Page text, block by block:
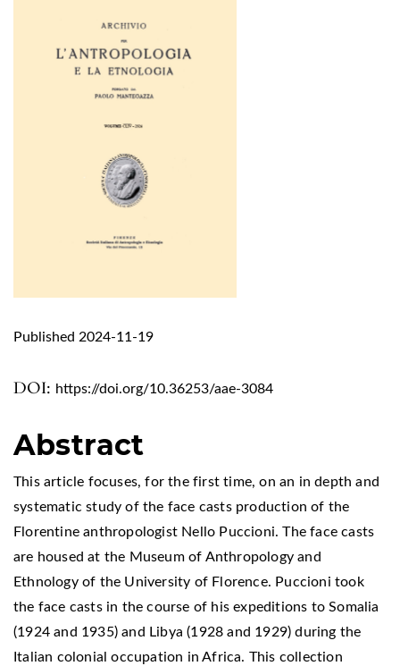
DOI: https://doi.org/10.36253/aae-3084
Published 2024-11-19
Abstract
This article focuses, for the first time, on an in depth and
systematic study of the face casts production of the
Florentine anthropologist Nello Puccioni. The face casts
are housed at the Museum of Anthropology and
Ethnology of the University of Florence. Puccioni took
the face casts in the course of his expeditions to Somalia
(1924 and 1935) and Libya (1928 and 1929) during the
Italian colonial occupation in Africa. This collection